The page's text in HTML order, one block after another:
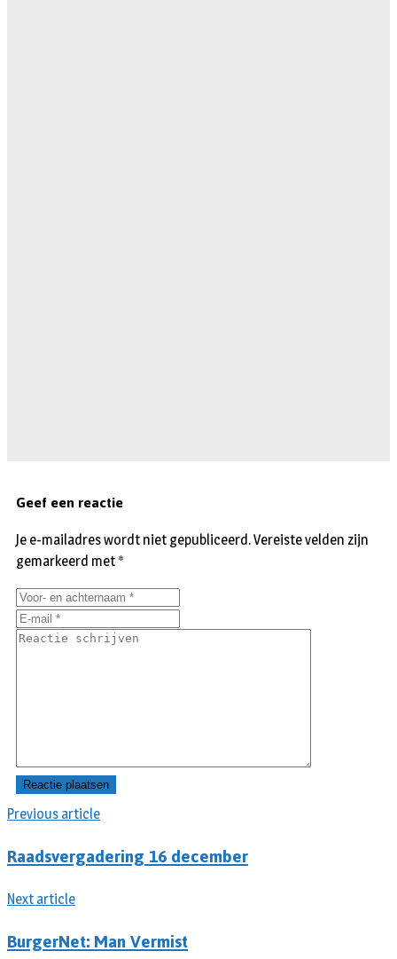
Previous article
Raadsvergadering 16 december
Next article
BurgerNet: Man Vermist
Geef een reactie
Je e-mailadres wordt niet gepubliceerd.Vereiste velden zijn
gemarkeerd met *